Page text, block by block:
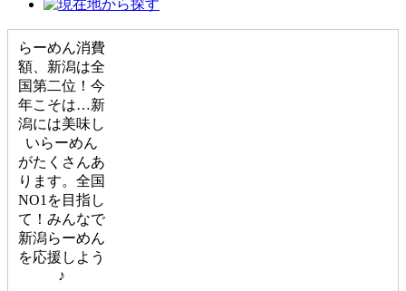
らーめん消費
額、新潟は全
国第二位！今
年こそは…新
潟には美味し
いらーめん
がたくさんあ
ります。全国
NO1を目指し
て！みんなで
新潟らーめん
を応援しよう
♪